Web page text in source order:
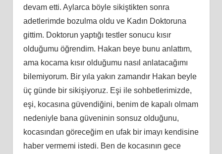
devam etti. Aylarca böyle sikiştikten sonra
adetlerimde bozulma oldu ve Kadın Doktoruna
gittim. Doktorun yaptığı testler sonucu kısır
olduğumu öğrendim. Hakan beye bunu anlattım,
ama kocama kısır olduğumu nasıl anlatacağımı
bilemiyorum. Bir yıla yakın zamandır Hakan beyle
üç günde bir sikişiyoruz. Eşi ile sohbetlerimizde,
eşi, kocasına güvendiğini, benim de kapalı olmam
nedeniyle bana güveninin sonsuz olduğunu,
kocasından göreceğim en ufak bir imayı kendisine
haber vermemi istedi. Ben de kocasının gece